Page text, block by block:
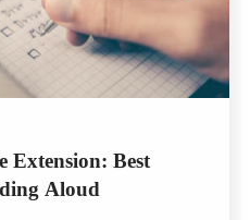
Extension: Best
Aloud